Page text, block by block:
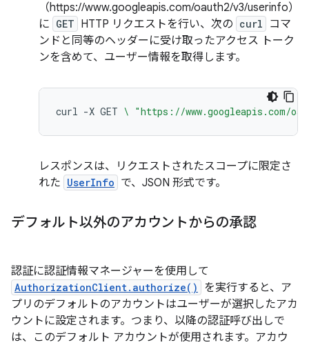
（https://www.googleapis.com/oauth2/v3/userinfo）
に GET HTTP リクエストを行い、次の curl
コマ
ンドと同等のヘッダーに受け取ったアクセス トーク
ンを含めて、ユーザー情報を取得します。
curl -X GET \ "https://www.googleapis.com/
レスポンスは、リクエストされたスコープに限定さ
れた UserInfo で、JSON 形式です。
デフォルト以外のアカウントからの承認
認証に認証情報マネージャーを使用して
AuthorizationClient.authorize()
を実行すると、ア
プリのデフォルトのアカウントはユーザーが選択したアカ
ウントに設定されます。つまり、以降の認証呼び出しで
は、このデフォルト アカウントが使用されます。アカウ